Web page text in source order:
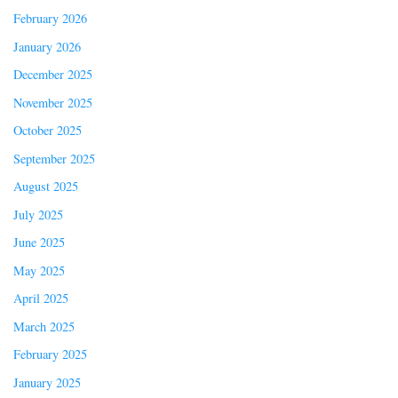
February 2026
January 2026
December 2025
November 2025
October 2025
September 2025
August 2025
July 2025
June 2025
May 2025
April 2025
March 2025
February 2025
January 2025